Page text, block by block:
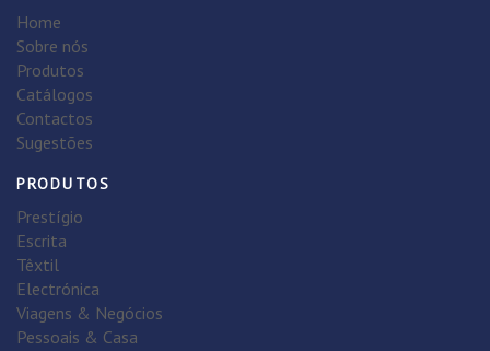
Home
Sobre nós
Produtos
Catálogos
Contactos
Sugestões
PRODUTOS
Prestígio
Escrita
Têxtil
Electrónica
Viagens & Negócios
Pessoais & Casa